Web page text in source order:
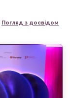
Погляд з досвідом